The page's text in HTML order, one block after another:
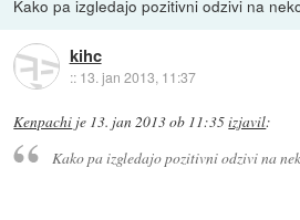
Kako pa izgledajo pozitivni odzivi na
kihc
:: 13. jan 2013, 11:37
Kenpachi je 13. jan 2013 ob 11:35izjavil:
Kako pa izgledajo pozitivni odzivi na